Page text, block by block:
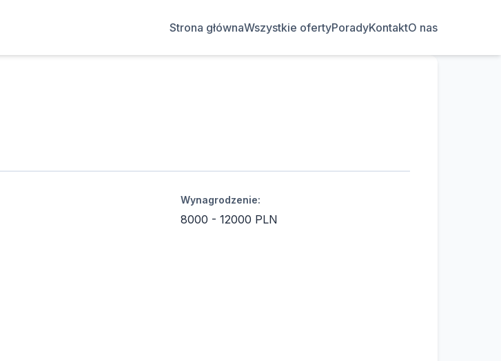
Strona głównaWszystkie ofertyPoradyKontaktO nas
Wynagrodzenie:
8000 - 12000 PLN